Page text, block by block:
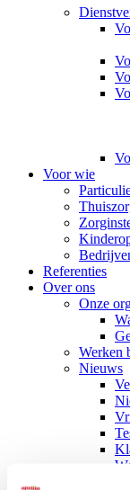
Voor wie
Referenties
Over ons
Onze
Werken
Nieuws